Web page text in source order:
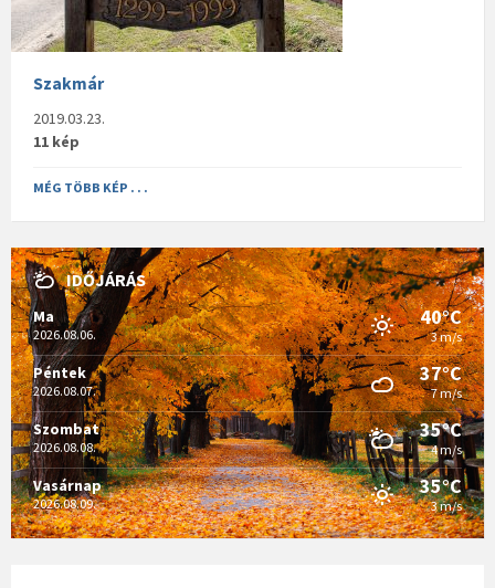
Szakmár
2019.03.23.
11 kép
MÉG TÖBB KÉP . . .
IDŐJÁRÁS
Ma
2026.08.06.
40°C
3 m/s
Péntek
2026.08.07.
37°C
7 m/s
Szombat
2026.08.08.
35°C
4 m/s
Vasárnap
2026.08.09.
35°C
3 m/s